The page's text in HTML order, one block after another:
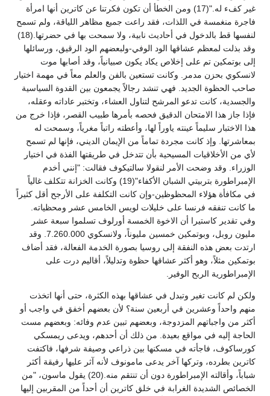
غير كفء له."(17) ومن الخطأ أن تكون فكرتنا عن كاترين أنها امرأة
فاجرة منغمسة في اللذات، فقد راعت جميع مظاهر اللياقة، ولم تسمح
لنفسها قط بالدخول في أحاديث نابية، ولا سمحت بها في حضرتها.(18)
وقد بذلت لمعظم عشاقها الود الوفي-ولبعضهم الود الرقيق، ورسائلها
إلى بوتمكين تم على إخلاص يكاد يكون صبيانياً، وقد أصابها موت
لانسكوي بحزن مدمر. وكانت تستعين بالفن والعلم معاً في مهمة اختيار
صاحب الحظوة الجديد. فهي تنشد رجالاً يجمعون بين القدوة السياسية
والجسدية، كانت تدعو المرشح لتناول العشاء، وتختبر عاداته وعقله،
فإذا جاز هذا الامتحان الدقيق فحصه بأمرها طبيب القصر، فإذا خرج من
هذا الاختبار سليماً عينته ياوراً لها، وأعطته راتباً مغرياً، وسمحت له
بمعاشرتها. وإذ كانت مجردة تماماً من الإيمان الديني، فإنها لم تسمح
لأي من الأخلاقيات المسيحية بأن تتدخل في طريقتها الفذة في اختيار
الوزراء. وقد وضحت الأمر لنقولا سالتيكوف فقالت: "إنني أخدم
الإمبراطورة بتربيتي الشبان الأكفاء"(19) وكانت الخزانة تتكلف غالياً
في مكافأة هؤلاء المحظوظين-وإن كانت التكلفة على الأرجح أقل كثيراً
ما كانت تنفقه فرنسا على خليلات لويس الخامس عشر ومحظياته.
وفي تقدير كاستيرا أن الاخوة الخمسة أورلوف تسلموا سبعة عشر
مليون روبل، وبوتمكين خمسين مليوناً، ولانسكوي 7.260.000. وقد
ارتدت بعض هذه النفقة إلى روسيا بصورة الخدمة الفعالة، فقد أضاف
بوتمكين مثلاً، وهو أكثر عشاقها حظوة وتدليلاً، أقاليم درت على
الإمبراطورية الربح الوفير.
ولكن لم كانت تغير وتبدل في عشاقها بهذه الكثرة، حتى أنها اتخذت
منهم واحداً وعشرين في أربعين سنة؟ لأن بعضهم أخفق في واجب أو
أكثر من واجباتهم المزدوجة، وبعضهم تبين عدم وفائه: وبعضهم مست
الحاجة إليه في مواقع بعيدة. من ذلك أن أحدهم، ويدعى ريمسكي
كورساكوف، فاجأته في مسكنها بين ذراعي وصيفة شرفها، فاكتفت
كاترين بطرده، وتركها آخر يدعى مامونوف لأنه آثر عليها رفيقة أكثر
شباباً، وأقالته الإمبراطورة دون أن تنتقم منه.(20) يقول ماسون، "من
الخصائص الشديدة الغرابة في خلق كاترين أن أحداً من المقربين إليها